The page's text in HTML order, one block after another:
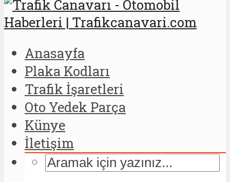
Anasayfa
Plaka Kodları
Trafik İşaretleri
Oto Yedek Parça
Künye
İletişim